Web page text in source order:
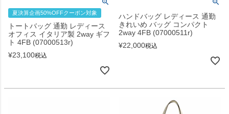
夏決算企画50%OFFクーポン対象
トートバッグ 通勤 レディース
オフィス イタリア製 2way ギフ
ト 4FB (07000513r)
¥23,100税込
ハンドバッグ レディース 通勤
きれいめ バッグ コンパクト
2way 4FB (07000511r)
¥22,000税込